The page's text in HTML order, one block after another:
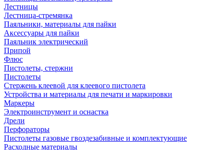
Лестницы
Лестница-стремянка
Паяльники, материалы для пайки
Аксессуары для пайки
Паяльник электрический
Припой
Флюс
Пистолеты, стержни
Пистолеты
Стержень клеевой для клеевого пистолета
Устройства и материалы для печати и маркировки
Маркеры
Электроинструмент и оснастка
Дрели
Перфораторы
Пистолеты газовые гвоздезабивные и комплектующие
Расходные материалы